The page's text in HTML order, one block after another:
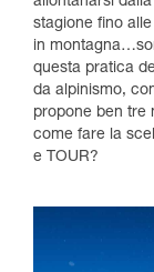
stagione fino
in
questa pratica
da alpinismo,
propone ben tre
come fare la
e TOUR?